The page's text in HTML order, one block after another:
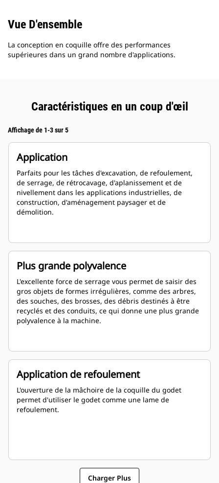
Vue D'ensemble
La conception en coquille offre des performances
supérieures dans un grand nombre d'applications.
Caractéristiques en un coup d'œil
Affichage de 1-3 sur 5
Application
Parfaits pour les tâches d'excavation, de refoulement,
de serrage, de rétrocavage, d'aplanissement et de
nivellement dans les applications industrielles, de
construction, d'aménagement paysager et de
démolition.
Plus grande polyvalence
L'excellente force de serrage vous permet de saisir des
gros objets de formes irrégulières, comme des arbres,
des souches, des brosses, des débris destinés à être
recyclés et des conduits, ce qui donne une plus grande
polyvalence à la machine.
Application de refoulement
L'ouverture de la mâchoire de la coquille du godet
permet d'utiliser le godet comme une lame de
refoulement.
Charger Plus